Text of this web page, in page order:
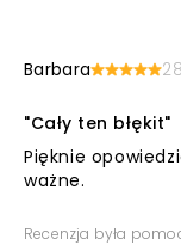
Barbara
"Cały ten błękit"
Pięknie
ważne.
Recenzja była